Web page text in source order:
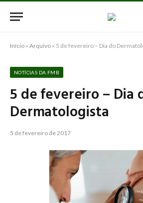
Início » Arquivo » 5 de fevereiro – Dia do
NOTÍCIAS DA FMB
5 de fevereiro – Dia
Dermatologista
5 de fevereiro de 2017